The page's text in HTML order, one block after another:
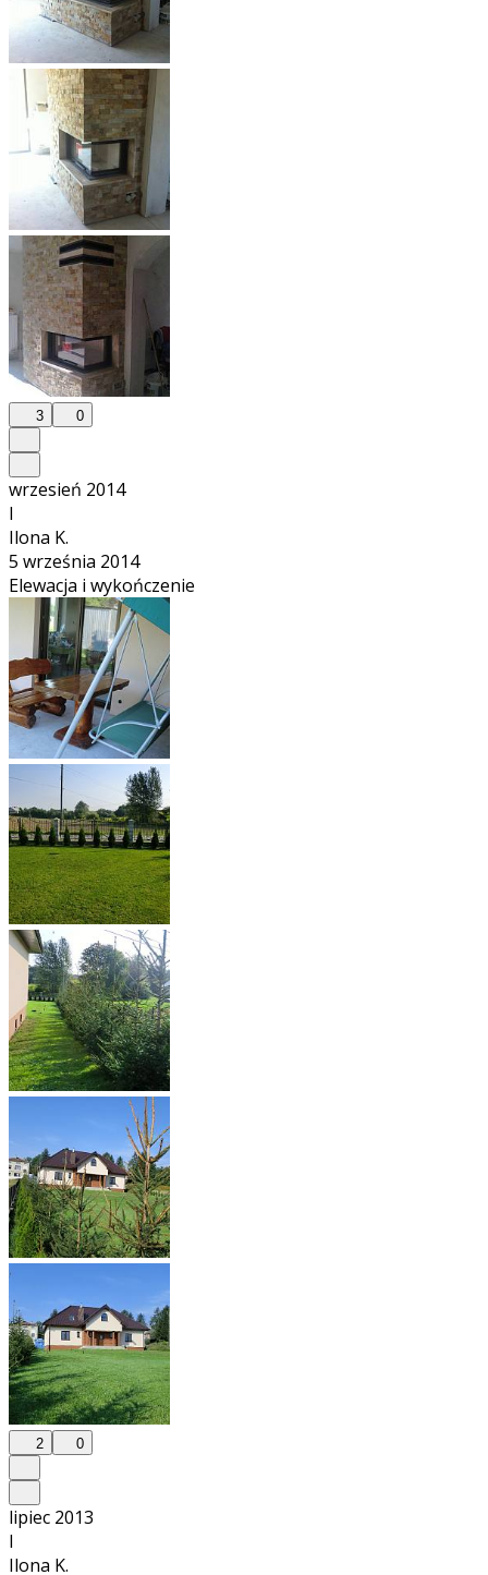
3 0
wrzesień 2014
I
Ilona K.
5 września 2014
Elewacja i wykończenie
2 0
lipiec 2013
I
Ilona K.